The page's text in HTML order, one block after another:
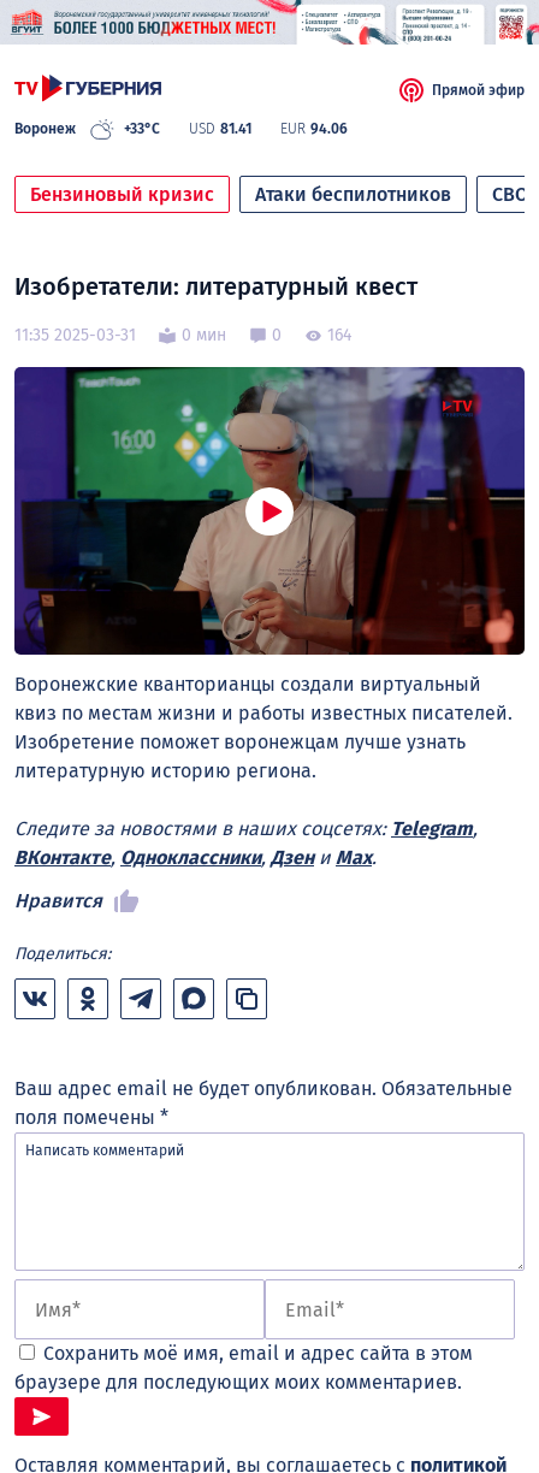
Воронеж +33°C USD 81.41 EUR 94.06
Прямой эфир
Бензиновый кризис Атаки беспилотников СВО
Изобретатели: литературный квест
11:35 2025-03-31 0 мин 0 164
Воронежские кванторианцы создали виртуальный
квиз по местам жизни и работы известных писателей.
Изобретение поможет воронежцам лучше узнать
литературную историю региона.
Следите за новостями в наших соцсетях: Telegram,
ВКонтакте, Одноклассники, Дзени Max.
Нравится
Поделиться:
Ваш адрес email не будет опубликован. Обязательные
поля помечены *
Сохранить моё имя, email и адрес сайта в этом
браузере для последующих моих комментариев.
Оставляя комментарий, вы соглашаетесь с политикой